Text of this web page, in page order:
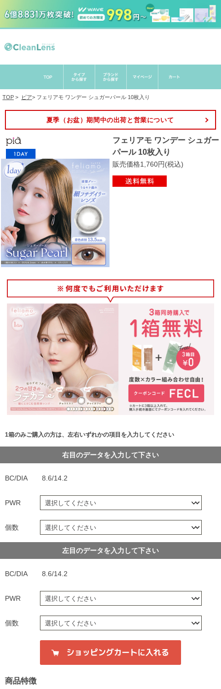
TOP > ピア> フェリアモ ワンデー シュガーパール 10枚入り
夏季（お盆）期間中の出荷と営業について
フェリアモ ワンデー シュガー
パール 10枚入り
販売価格1,760円(税込)
1箱のみご購入の方は、左右いずれかの項目を入力してください
右目のデータを入力して下さい
BC/DIA 8.6/14.2
PWR
個数
左目のデータを入力して下さい
BC/DIA 8.6/14.2
PWR
個数
商品特徴